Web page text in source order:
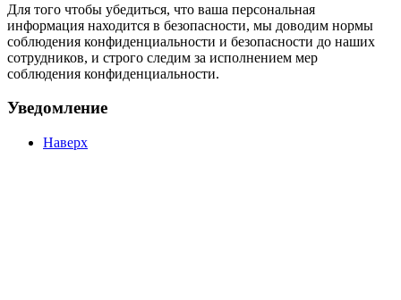
Для того чтобы убедиться, что ваша персональная
информация находится в безопасности, мы доводим нормы
соблюдения конфиденциальности и безопасности до наших
сотрудников, и строго следим за исполнением мер
соблюдения конфиденциальности.
Уведомление
Наверх